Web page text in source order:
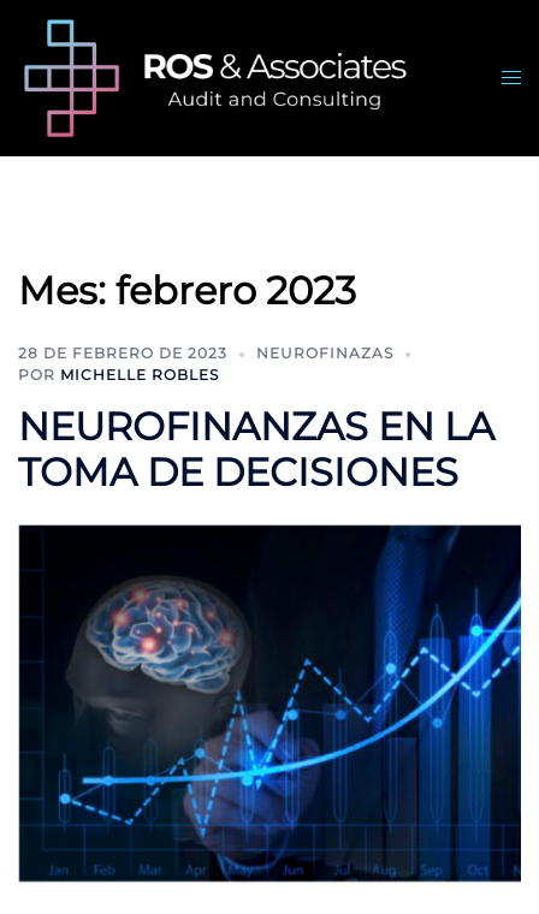
contenido
Mes: febrero 2023
28 DE FEBRERO DE 2023
NEUROFINAZAS
POR MICHELLE ROBLES
NEUROFINANZAS EN LA
TOMA DE DECISIONES